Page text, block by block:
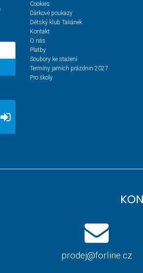
Cookies
Dárkové poukazy
Dětský klub Taliánek
Kontakt
O nás
Platby
Soubory ke stažení
Termíny jarních prázdnin 2027
Pro školy
prodej@forline.cz